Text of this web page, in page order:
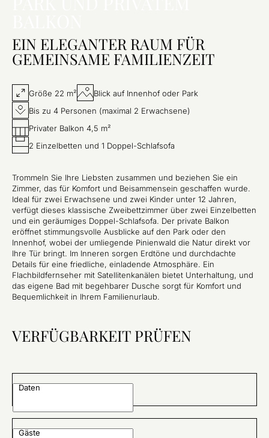
EIN ELEGANTER RAUM FÜR
GEMEINSAME FAMILIENZEIT
Größe 22 m²
Blick auf Innenhof oder Park
Bis zu 4 Personen (maximal 2 Erwachsene)
Privater Balkon 4,5 m²
2 Einzelbetten und 1 Doppel-Schlafsofa
Trommeln Sie Ihre Liebsten zusammen und beziehen Sie ein
Zimmer, das für Komfort und Beisammensein geschaffen wurde.
Ideal für zwei Erwachsene und zwei Kinder unter 12 Jahren,
verfügt dieses klassische Zweibettzimmer über zwei Einzelbetten
und ein geräumiges Doppel-Schlafsofa. Der private Balkon
eröffnet stimmungsvolle Ausblicke auf den Park oder den
Innenhof, wobei der umliegende Pinienwald die Natur direkt vor
Ihre Tür bringt. Im Inneren sorgen Erdtöne und durchdachte
Details für eine friedliche, einladende Atmosphäre. Ein
Flachbildfernseher mit Satellitenkanälen bietet Unterhaltung, und
das eigene Bad mit begehbarer Dusche sorgt für Komfort und
Bequemlichkeit in Ihrem Familienurlaub.
VERFÜGBARKEIT PRÜFEN
Daten
Gäste